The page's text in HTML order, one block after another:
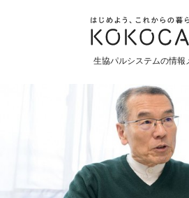
生協パルシステムの情報
産直 食育 食べる